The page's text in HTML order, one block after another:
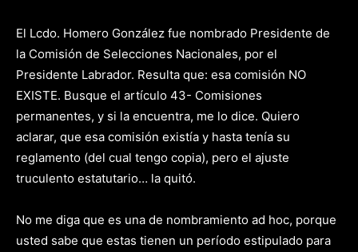
El Lcdo. Homero González fue nombrado Presidente de
la Comisión de Selecciones Nacionales, por el
Presidente Labrador. Resulta que: esa comisión NO
EXISTE. Busque el artículo 43- Comisiones
permanentes, y si la encuentra, me lo dice. Quiero
aclarar, que esa comisión existía y hasta tenía su
reglamento (del cual tengo copia), pero el ajuste
truculento estatutario… la quitó.
No me diga que es una de nombramiento ad hoc, porque
usted sabe que estas tienen un período estipulado para